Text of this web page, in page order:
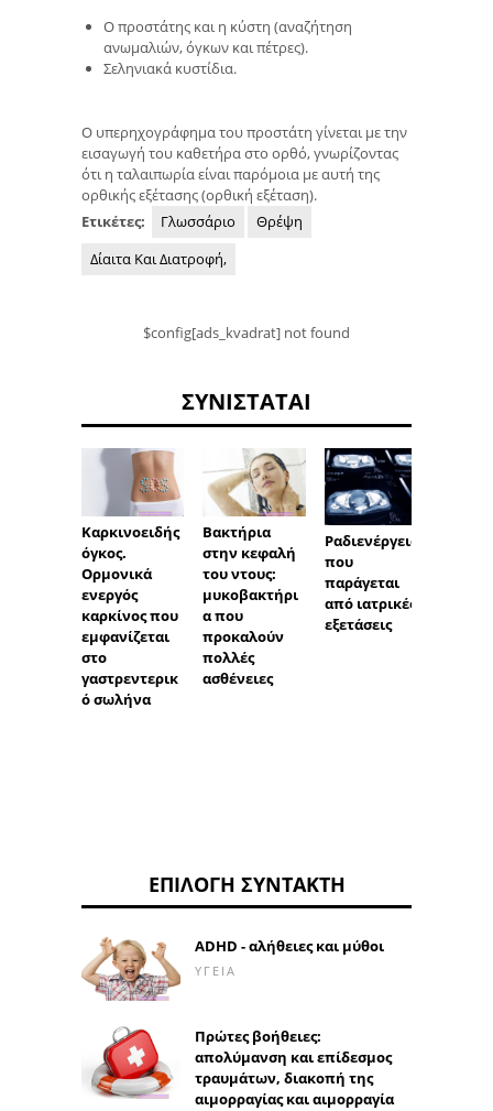
Ο προστάτης και η κύστη (αναζήτηση
ανωμαλιών, όγκων και πέτρες).
Σεληνιακά κυστίδια.
Ο υπερηχογράφημα του προστάτη γίνεται με την
εισαγωγή του καθετήρα στο ορθό, γνωρίζοντας
ότι η ταλαιπωρία είναι παρόμοια με αυτή της
ορθικής εξέτασης (ορθική εξέταση).
Ετικέτες:
Γλωσσάριο
Θρέψη
Δίαιτα Και Διατροφή,
$config[ads_kvadrat] not found
ΣΥΝΙΣΤΆΤΑΙ
Καρκινοειδής
όγκος.
Ορμονικά
ενεργός
καρκίνος που
εμφανίζεται
στο
γαστρεντερικ
ό σωλήνα
Βακτήρια
στην κεφαλή
του ντους:
μυκοβακτήρι
α που
προκαλούν
πολλές
ασθένειες
Ραδιενέργεια
που
παράγεται
από ιατρικές
εξετάσεις
ΕΠΙΛΟΓΉ ΣΥΝΤΆΚΤΗ
ADHD - αλήθειες και μύθοι
ΥΓΕΊΑ
Πρώτες βοήθειες:
απολύμανση και επίδεσμος
τραυμάτων, διακοπή της
αιμορραγίας και αιμορραγία